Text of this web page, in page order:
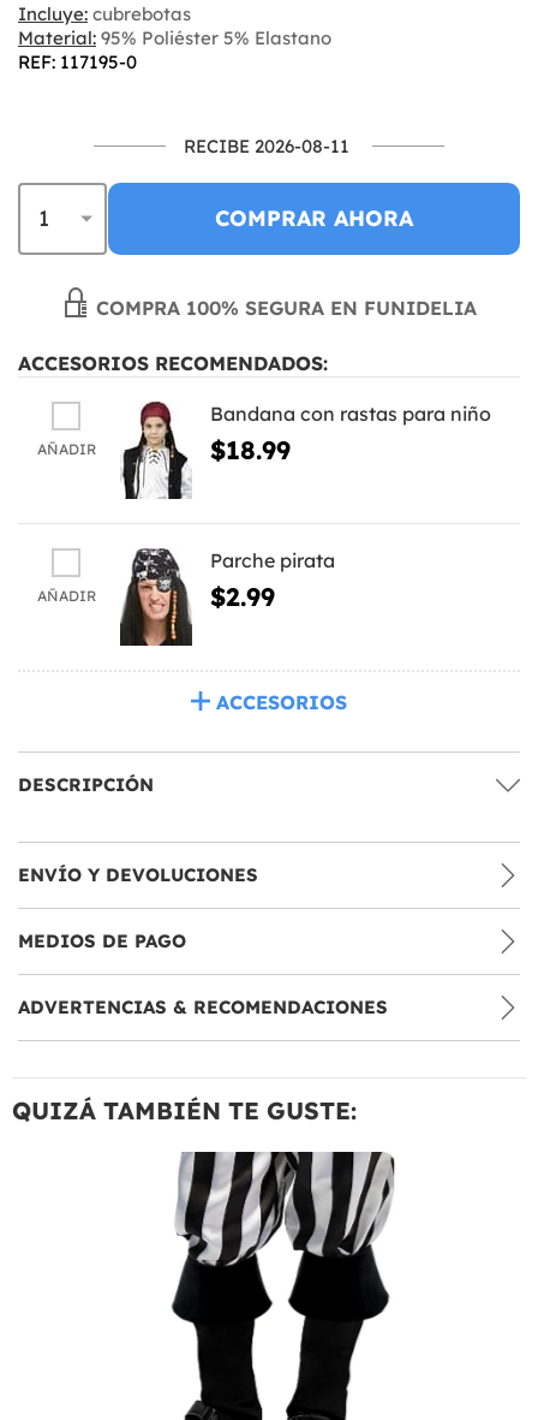
Incluye: cubrebotas
Material: 95% Poliéster 5% Elastano
REF: 117195-0
RECIBE 2026-08-11
COMPRAR AHORA
COMPRA 100% SEGURA EN FUNIDELIA
ACCESORIOS RECOMENDADOS:
AÑADIR
Bandana con rastas para niño
$18.99
AÑADIR
Parche pirata
$2.99
ACCESORIOS
DESCRIPCIÓN
ENVÍO Y DEVOLUCIONES
MEDIOS DE PAGO
ADVERTENCIAS & RECOMENDACIONES
QUIZÁ TAMBIÉN TE GUSTE: